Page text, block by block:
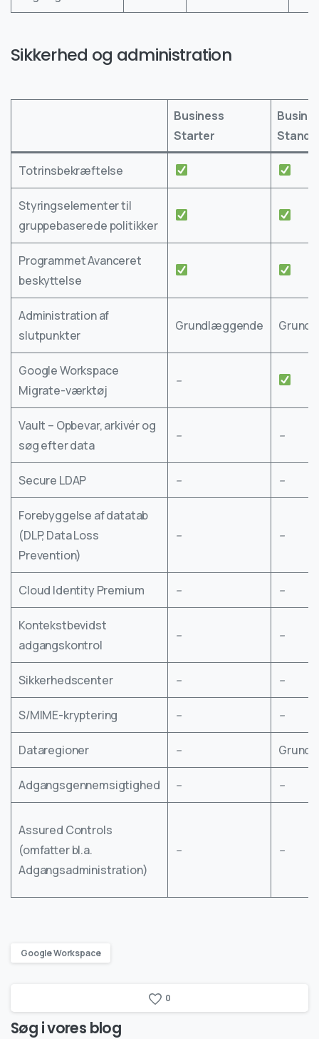
Sikkerhed og administration
Business
Starter
Totrinsbekræftelse
Styringselementer til
gruppebaserede politikker
Programmet Avanceret
beskyttelse
Administration af
slutpunkter
Grundlæggende
Google Workspace
Migrate-værktøj
–
Vault – Opbevar, arkivér og
søg efter data
– –
Secure LDAP – –
Forebyggelse af datatab
(DLP, Data Loss
Prevention)
– –
Cloud Identity Premium – –
Kontekstbevidst
adgangskontrol
– –
Sikkerhedscenter – –
S/MIME-kryptering – –
Dataregioner –
Adgangsgennemsigtighed – –
Assured Controls
(omfatter bl.a.
Adgangsadministration)
– –
Google Workspace
0
Søg i vores blog